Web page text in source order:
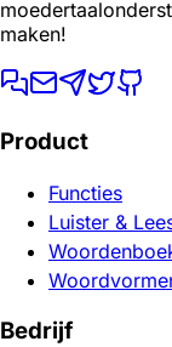
maken!
Product
Functies
Luister &
Bedrijf